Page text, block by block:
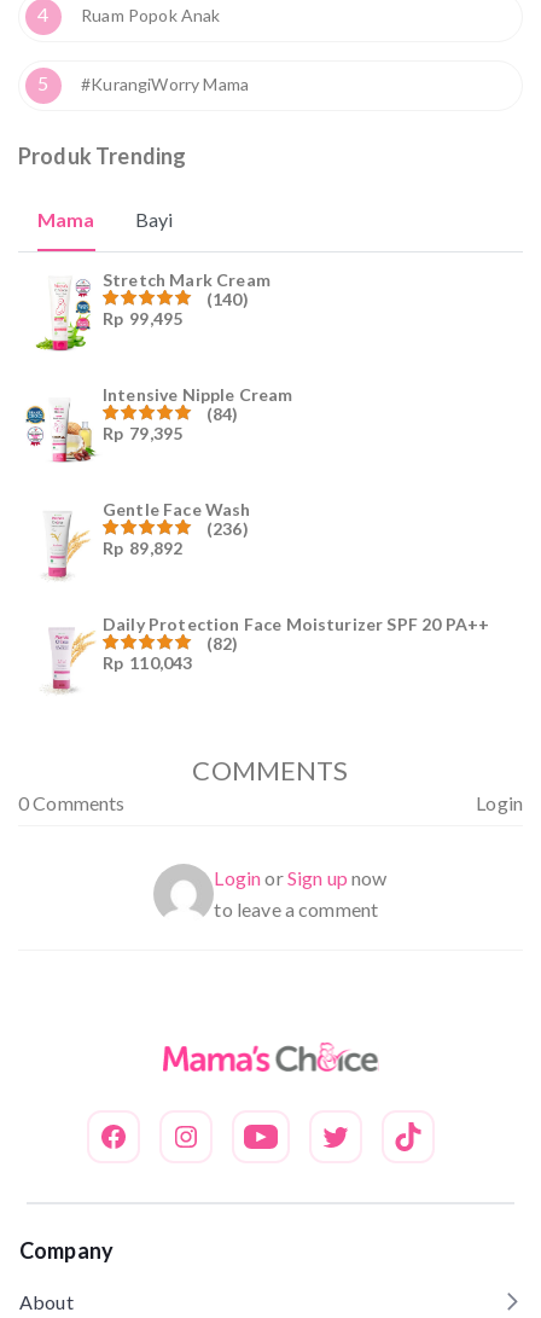
4 Ruam Popok Anak
5 #KurangiWorry Mama
Produk Trending
Mama Bayi
Stretch Mark Cream
Dinilai
(140)
Rp 99,495
Intensive Nipple Cream
Dinilai
(84)
Rp 79,395
Gentle Face Wash
Dinilai
(236)
Rp 89,892
Daily Protection Face Moisturizer SPF 20 PA++
Dinilai
(82)
Rp 110,043
COMMENTS
0 Comments Login
LoginorSign up now
to leave a comment
Company
About